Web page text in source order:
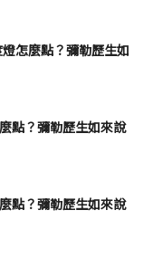
怎麼點？彌勒歷生如
點？彌勒歷生如來說
點？彌勒歷生如來說